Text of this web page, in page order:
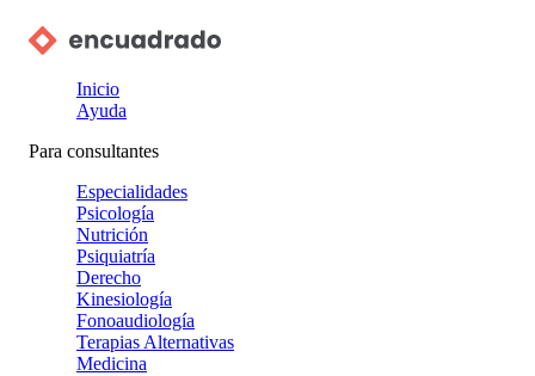
Inicio
Ayuda
Para consultantes
Especialidades
Psicología
Nutrición
Psiquiatría
Derecho
Kinesiología
Fonoaudiología
Terapias Alternativas
Medicina